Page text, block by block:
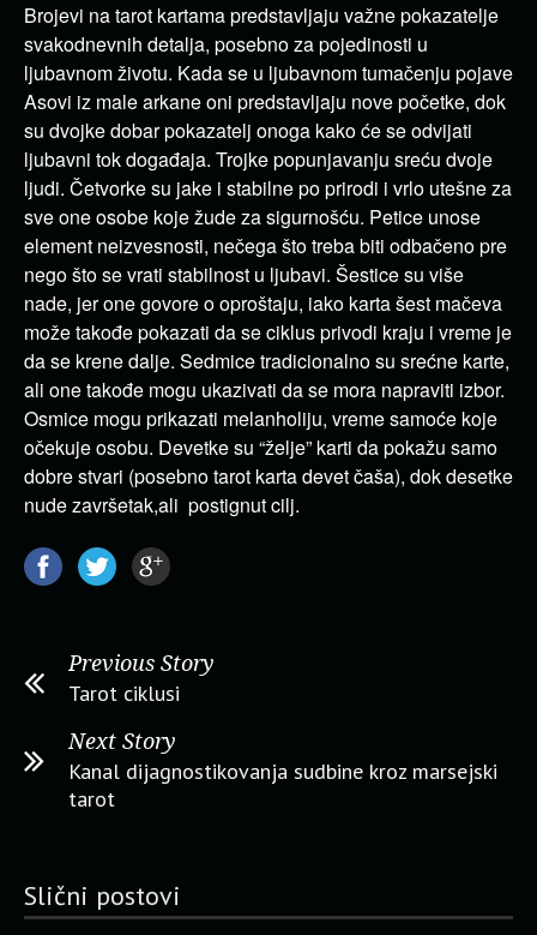
Brojevi na tarot kartama predstavljaju važne pokazatelje
svakodnevnih detalja, posebno za pojedinosti u
ljubavnom životu. Kada se u ljubavnom tumačenju pojave
Asovi iz male arkane oni predstavljaju nove početke, dok
su dvojke dobar pokazatelj onoga kako će se odvijati
ljubavni tok događaja. Trojke popunjavanju sreću dvoje
ljudi. Četvorke su jake i stabilne po prirodi i vrlo utešne za
sve one osobe koje žude za sigurnošću. Petice unose
element neizvesnosti, nečega što treba biti odbačeno pre
nego što se vrati stabilnost u ljubavi. Šestice su više
nade, jer one govore o oproštaju, iako karta šest mačeva
može takođe pokazati da se ciklus privodi kraju i vreme je
da se krene dalje. Sedmice tradicionalno su srećne karte,
ali one takođe mogu ukazivati da se mora napraviti izbor.
Osmice mogu prikazati melanholiju, vreme samoće koje
očekuje osobu. Devetke su “želje” karti da pokažu samo
dobre stvari (posebno tarot karta devet čaša), dok desetke
nude završetak,ali postignut cilj.
Previous Story
Tarot ciklusi
Next Story
Kanal dijagnostikovanja sudbine kroz marsejski
tarot
Slični postovi